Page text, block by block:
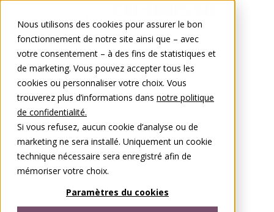
Nous utilisons des cookies pour assurer le bon
fonctionnement de notre site ainsi que – avec
votre consentement – à des fins de statistiques et
de marketing. Vous pouvez accepter tous les
cookies ou personnaliser votre choix. Vous
trouverez plus d’informations dans notre politique
de confidentialité.
Si vous refusez, aucun cookie d’analyse ou de
marketing ne sera installé. Uniquement un cookie
technique nécessaire sera enregistré afin de
mémoriser votre choix.
Paramètres du cookies
0848 00 77 88